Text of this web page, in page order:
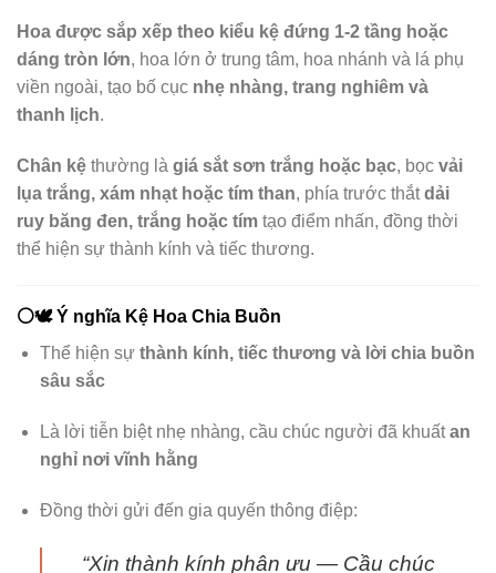
Hoa được sắp xếp theo kiểu kệ đứng 1-2 tầng hoặc
dáng tròn lớn, hoa lớn ở trung tâm, hoa nhánh và lá phụ
viền ngoài, tạo bố cục nhẹ nhàng, trang nghiêm và
thanh lịch.
Chân kệ thường là giá sắt sơn trắng hoặc bạc, bọc vải
lụa trắng, xám nhạt hoặc tím than, phía trước thắtdải
ruy băng đen, trắng hoặc tím tạo điểm nhấn, đồng thời
thể hiện sự thành kính và tiếc thương.
⚪️🕊️Ý nghĩa Kệ Hoa Chia Buồn
Thể hiện sự thành kính, tiếc thương và lời chia buồn
sâu sắc
Là lời tiễn biệt nhẹ nhàng, cầu chúc người đã khuấtan
nghỉ nơi vĩnh hằng
Đồng thời gửi đến gia quyến thông điệp:
“Xin thành kính phân ưu — Cầu chúc